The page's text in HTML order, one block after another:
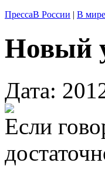
ПрессаВ России | В мире
Новый
Дата:
Если